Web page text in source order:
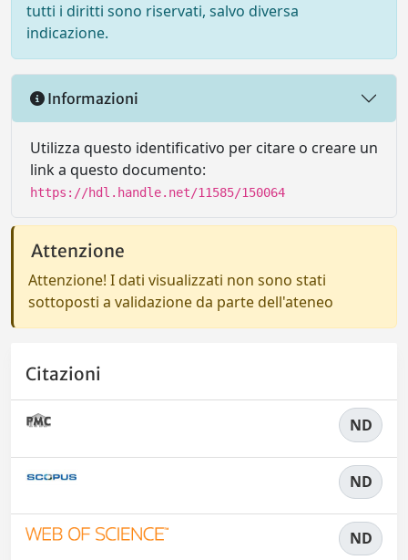
tutti i diritti sono riservati, salvo diversa
indicazione.
Informazioni
Utilizza questo identificativo per citare o creare un
link a questo documento:
https://hdl.handle.net/11585/150064
Attenzione
Attenzione! I dati visualizzati non sono stati
sottoposti a validazione da parte dell'ateneo
Citazioni
ND
ND
ND